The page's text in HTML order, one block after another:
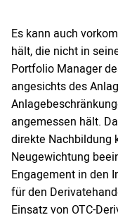
Es kann auch
hält, die nicht in
Portfolio Manager
angesichts des
angemessen hält.
direkte Nachbildung
Neugewichtung
Engagement in den
für den
Einsatz von OTC-